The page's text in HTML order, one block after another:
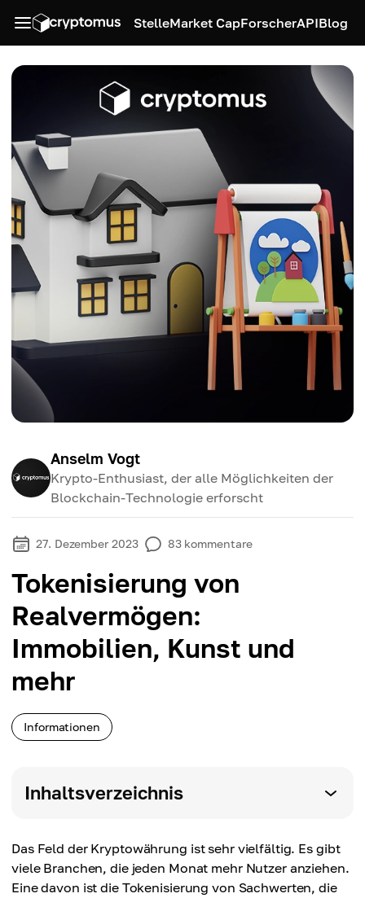
StelleMarket CapForscherAPIBlog
Anselm Vogt
Krypto-Enthusiast, der alle Möglichkeiten der
Blockchain-Technologie erforscht
27. Dezember 2023 83 kommentare
Tokenisierung von
Realvermögen:
Immobilien, Kunst und
mehr
Informationen
Inhaltsverzeichnis
Das Feld der Kryptowährung ist sehr vielfältig. Es gibt
viele Branchen, die jeden Monat mehr Nutzer anziehen.
Eine davon ist die Tokenisierung von Sachwerten, die